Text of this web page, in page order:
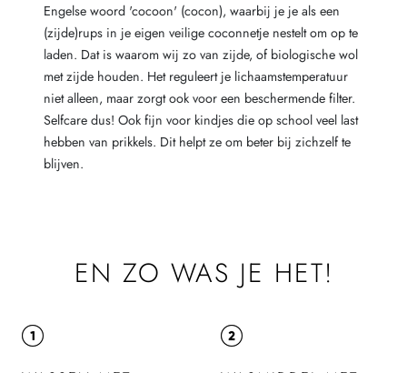
Engelse woord 'cocoon' (cocon), waarbij je je als een
(zijde)rups in je eigen veilige coconnetje nestelt om op te
laden. Dat is waarom wij zo van zijde, of biologische wol
met zijde houden. Het reguleert je lichaamstemperatuur
niet alleen, maar zorgt ook voor een beschermende filter.
Selfcare dus! Ook fijn voor kindjes die op school veel last
hebben van prikkels. Dit helpt ze om beter bij zichzelf te
blijven.
EN ZO WAS JE HET!